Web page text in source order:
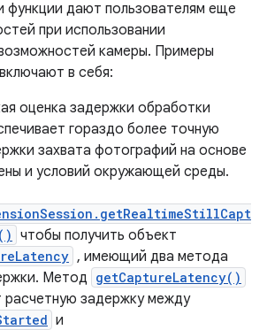
функции дают пользователям еще
при использовании
камеры. Примеры
в себя:
оценка задержки обработки
гораздо более точную
захвата фотографий на основе
и условий окружающей среды.
чтобы получить объект
, имеющий два метода
Метод getCaptureLatency()
расчетную задержку между
и